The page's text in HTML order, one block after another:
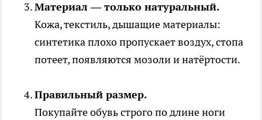
Материал — только натуральный.
Кожа, текстиль, дышащие материалы:
синтетика плохо пропускает воздух, стопа
потеет, появляются мозоли и натёртости.
Правильный размер.
Покупайте обувь строго по длине ноги